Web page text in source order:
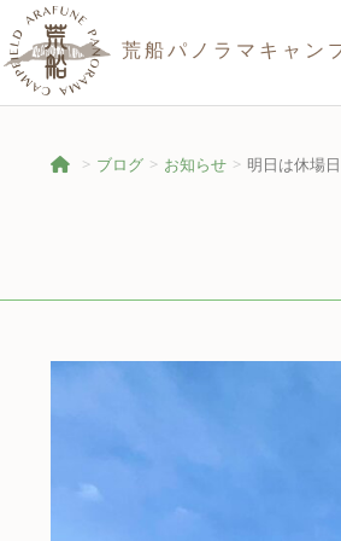
荒船パノラマキャン
ブログ お知らせ 明日は休場